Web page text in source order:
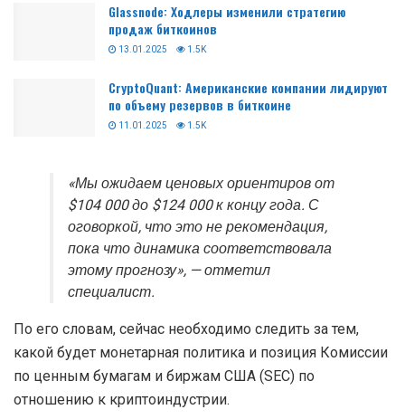
Glassnode: Ходлеры изменили стратегию
продаж биткоинов
13.01.2025 1.5K
CryptoQuant: Американские компании лидируют
по объему резервов в биткоине
11.01.2025 1.5K
«Мы ожидаем ценовых ориентиров от
$104 000 до $124 000 к концу года. С
оговоркой, что это не рекомендация,
пока что динамика соответствовала
этому прогнозу», — отметил
специалист.
По его словам, сейчас необходимо следить за тем,
какой будет монетарная политика и позиция Комиссии
по ценным бумагам и биржам США (SEC) по
отношению к криптоиндустрии.